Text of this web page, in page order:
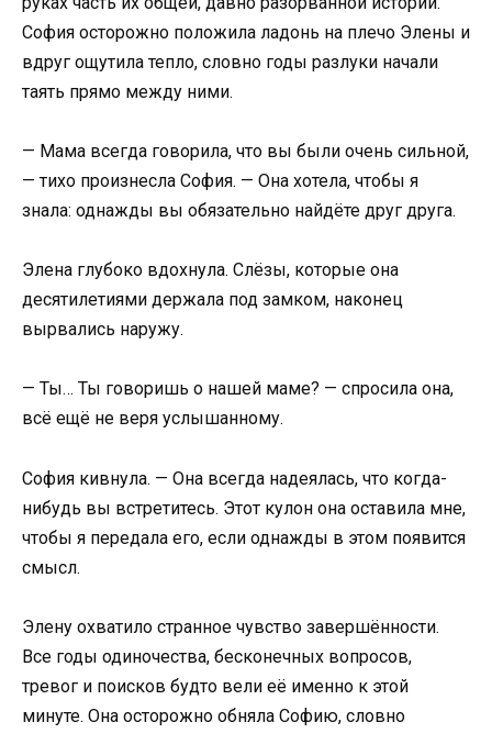
София осторожно положила ладонь на плечо Элены и
вдруг ощутила тепло, словно годы разлуки начали
таять прямо между ними.
— Мама всегда говорила, что вы были очень сильной,
— тихо произнесла София. — Она хотела, чтобы я
знала: однажды вы обязательно найдёте друг друга.
Элена глубоко вдохнула. Слёзы, которые она
десятилетиями держала под замком, наконец
вырвались наружу.
— Ты… Ты говоришь о нашей маме? — спросила она,
всё ещё не веря услышанному.
София кивнула. — Она всегда надеялась, что когда-
нибудь вы встретитесь. Этот кулон она оставила мне,
чтобы я передала его, если однажды в этом появится
смысл.
Элену охватило странное чувство завершённости.
Все годы одиночества, бесконечных вопросов,
тревог и поисков будто вели её именно к этой
минуте. Она осторожно обняла Софию, словно